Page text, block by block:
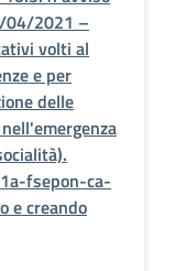
04/2021 –
volti al
e per
delle
fsepon-ca-
e creando